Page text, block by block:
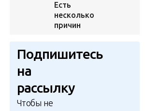
Есть
несколько
причин
Подпишитесь
на
рассылку
Чтобы не